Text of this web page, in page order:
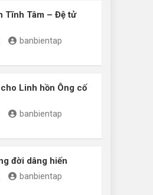
Tĩnh Tâm – Đệ tử
banbientap
Linh hồn Ông cố
banbientap
đời dâng hiến
banbientap